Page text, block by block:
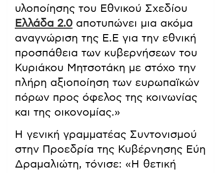
υλοποίησης του Εθνικού Σχεδίου
Ελλάδα 2.0 αποτυπώνει μια ακόμα
αναγνώριση της Ε.Ε για την εθνική
προσπάθεια των κυβερνήσεων του
Κυριάκου Μητσοτάκη με στόχο την
πλήρη αξιοποίηση των ευρωπαϊκών
πόρων προς όφελος της κοινωνίας
και της οικονομίας.»
Η γενική γραμματέας Συντονισμού
στην Προεδρία της Κυβέρνησης Εύη
Δραμαλιώτη, τόνισε: «Η θετική